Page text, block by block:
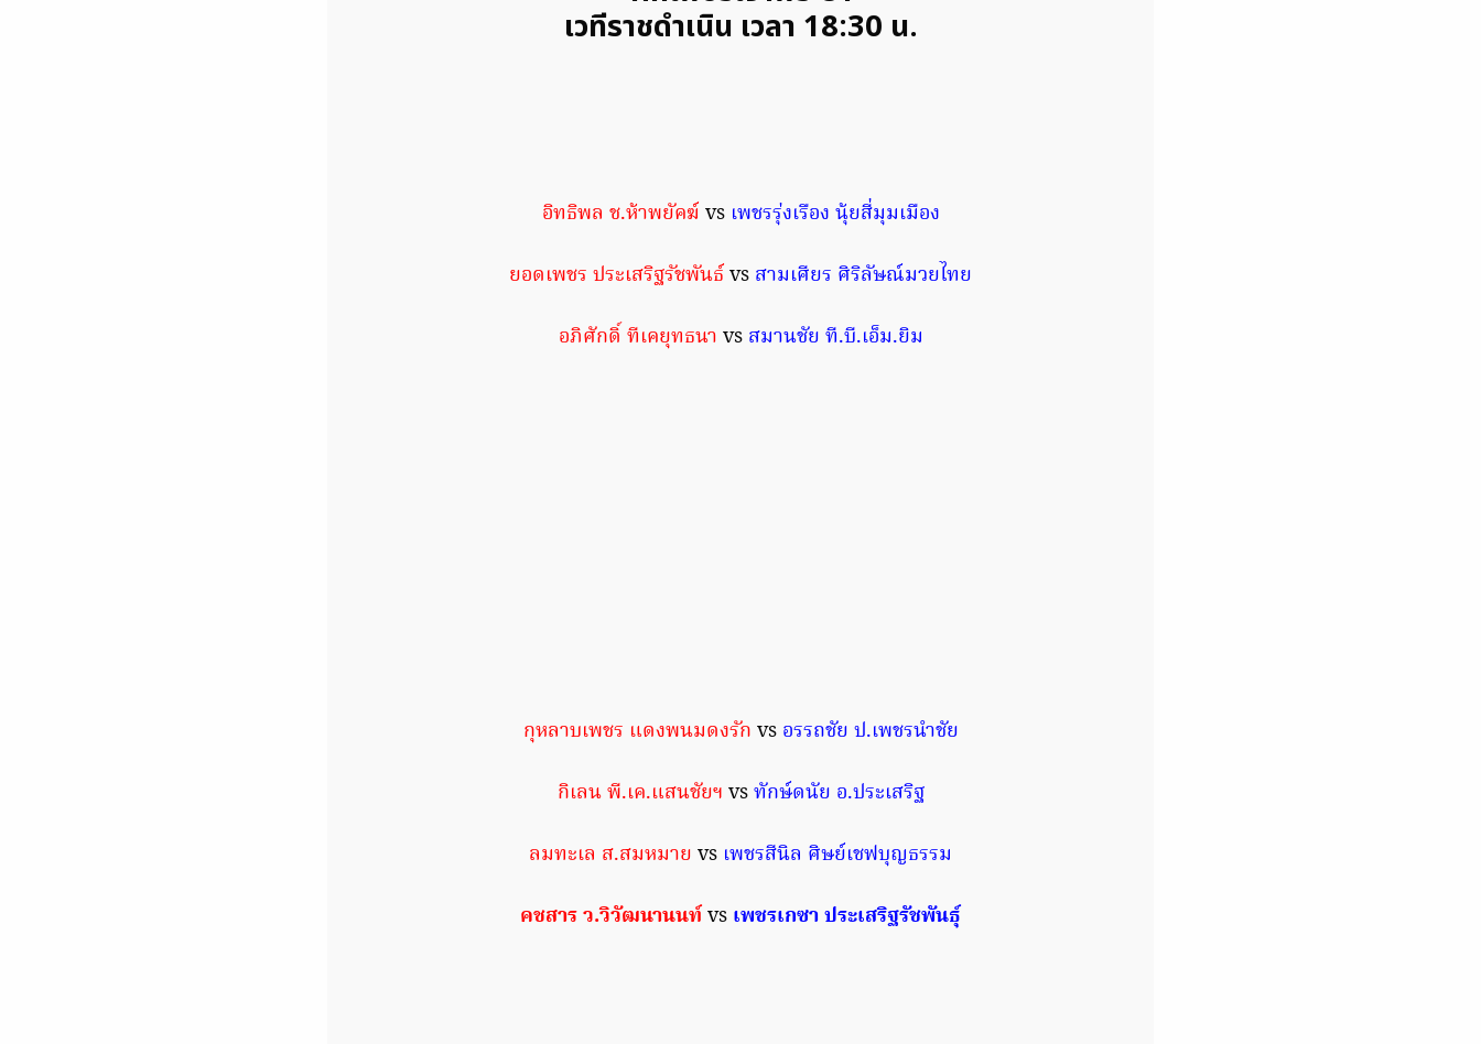
เวทีราชดำเนิน เวลา 18:30 น.
อิทธิพล ช.ห้าพยัคฆ์ vsเพชรรุ่งเรือง นุ้ยสี่มุมเมือง
ยอดเพชร ประเสริฐรัชพันธ์vs สามเศียร ศิริลัษณ์มวยไทย
อภิศักดิ์ ทีเคยุทธนา vs สมานชัย ที.บี.เอ็ม.ยิม
กุหลาบเพชร แดงพนมดงรัก vs อรรถชัย ป.เพชรนำชัย
กิเลน พี.เค.แสนชัยฯ vsทักษ์ดนัย อ.ประเสริฐ
ลมทะเล ส.สมหมาย vs เพชรสีนิล ศิษย์เชฟบุญธรรม
คชสาร ว.วิวัฒนานนท์vs เพชรเกซา ประเสริฐรัชพันธุ์